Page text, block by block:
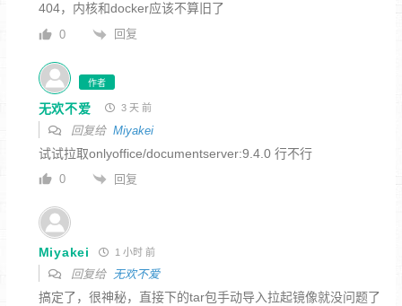
404，内核和docker应该不算旧了
0 回复
作者
无欢不爱 3 天 前
回复给 Miyakei
试试拉取onlyoffice/documentserver:9.4.0 行不行
0 回复
Miyakei 1 小时 前
回复给 无欢不爱
搞定了，很神秘，直接下的tar包手动导入拉起镜像就没问题了